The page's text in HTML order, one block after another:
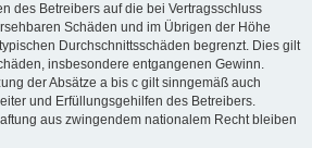
des Betreibers auf die bei Vertragsschluss
Schäden und im Übrigen der Höhe
Durchschnittsschäden begrenzt. Dies gilt
insbesondere entgangenen Gewinn.
der Absätze a bis c gilt sinngemäß auch
und Erfüllungsgehilfen des Betreibers.
aus zwingendem nationalem Recht bleiben